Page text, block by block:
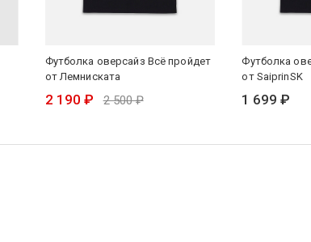
Футболка оверсайз Всё пройдет
от Лемниската
2 190 ₽ 2 500 ₽
Футболка
от SaiprinSK
1 699 ₽